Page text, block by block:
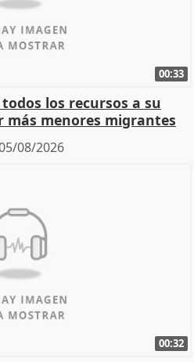
00:33
los recursos a su
más menores migrantes
08/2026
00:32